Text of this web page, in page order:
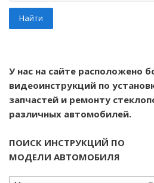
Найти
У нас на сайте расположено
видеоинструкций по
запчастей и ремонту
различных автомобилей.
ПОИСК ИНСТРУКЦИЙ ПО
МОДЕЛИ АВТОМОБИЛЯ